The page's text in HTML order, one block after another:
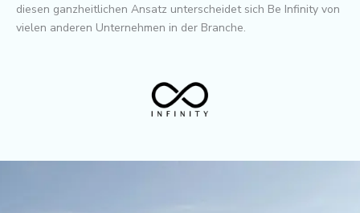
diesen ganzheitlichen Ansatz unterscheidet sich Be Infinity von
vielen anderen Unternehmen in der Branche.